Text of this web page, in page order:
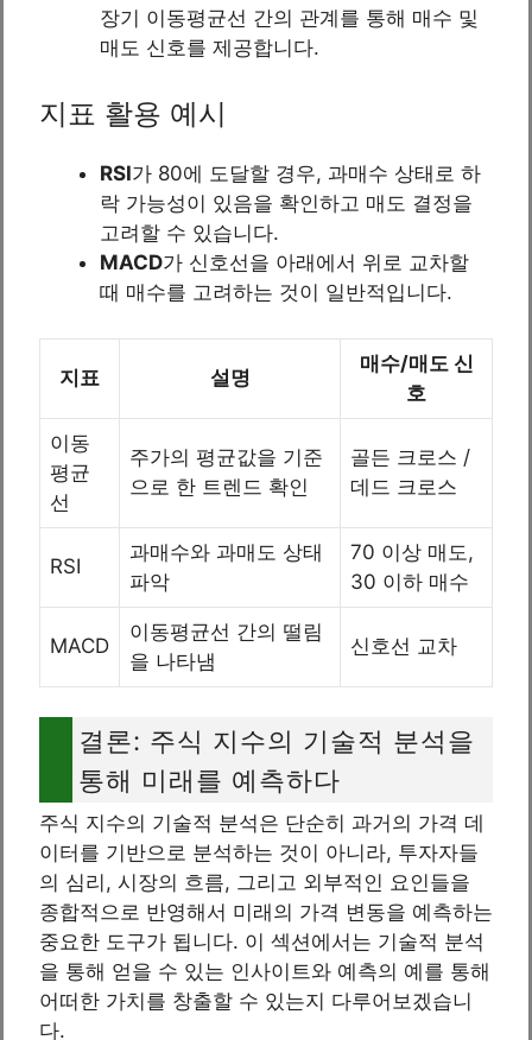
장기 이동평균선 간의 관계를 통해 매수 및
매도 신호를 제공합니다.
지표 활용 예시
RSI가 80에 도달할 경우, 과매수 상태로 하
락 가능성이 있음을 확인하고 매도 결정을
고려할 수 있습니다.
MACD가 신호선을 아래에서 위로 교차할
때 매수를 고려하는 것이 일반적입니다.
지표 설명
매수/매도 신
호
이동
평균
선
주가의 평균값을 기준
으로 한 트렌드 확인
골든 크로스 /
데드 크로스
RSI
과매수와 과매도 상태
파악
70 이상 매도,
30 이하 매수
MACD
이동평균선 간의 떨림
을 나타냄
신호선 교차
결론: 주식 지수의 기술적 분석을
통해 미래를 예측하다
주식 지수의 기술적 분석은 단순히 과거의 가격 데
이터를 기반으로 분석하는 것이 아니라, 투자자들
의 심리, 시장의 흐름, 그리고 외부적인 요인들을
종합적으로 반영해서 미래의 가격 변동을 예측하는
중요한 도구가 됩니다. 이 섹션에서는 기술적 분석
을 통해 얻을 수 있는 인사이트와 예측의 예를 통해
어떠한 가치를 창출할 수 있는지 다루어보겠습니
다.